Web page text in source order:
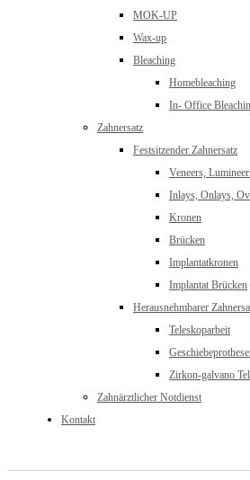
MOK-UP
Wax-up
Bleaching
Homebleaching
In- Office
Zahnersatz
Festsitzender Zahnersatz
Veneers,
Inlays, Onlays,
Kronen
Brücken
Implantatkronen
Implantat Brücken
Herausnehmbarer
Teleskoparbeit
Zirkon-galvano
Zahnärztlicher Notdienst
Kontakt